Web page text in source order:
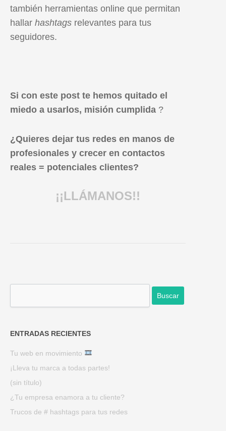
también herramientas online que permitan
hallar hashtags relevantes para tus
seguidores.
Si con este post te hemos quitado el
miedo a usarlos, misión cumplida ?
¿Quieres dejar tus redes en manos de
profesionales y crecer en contactos
reales = potenciales clientes?
¡¡LLÁMANOS!!
ENTRADAS RECIENTES
Tu web en movimiento
¡Lleva tu marca a todas partes!
(sin título)
¿Tu empresa enamora a tu cliente?
Trucos de # hashtags para tus redes